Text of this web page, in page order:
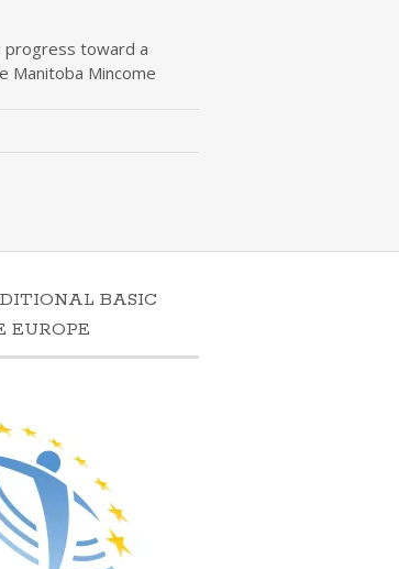
progress toward a
Manitoba Mincome
BASIC
EUROPE